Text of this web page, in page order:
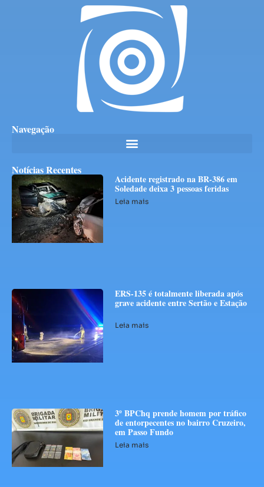
Navegação
Notícias Recentes
Acidente registrado na BR-386 em
Soledade deixa 3 pessoas feridas
Leia mais
ERS-135 é totalmente liberada após
grave acidente entre Sertão e Estação
Leia mais
3º BPChq prende homem por tráfico
de entorpecentes no bairro Cruzeiro,
em Passo Fundo
Leia mais